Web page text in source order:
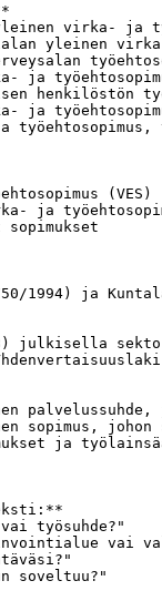
virka- ja
yleinen
ja
henkilöstön
ja
työehtosopimus,
(VES)
ja
1994) ja
julkisella
sopimus, johon
ja
työsuhde?"
vai
soveltuu?"